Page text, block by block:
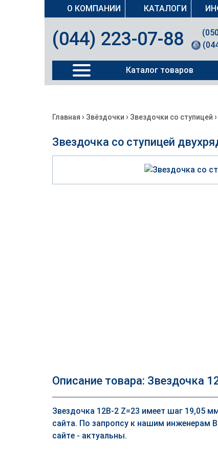
О КОМПАНИИ КАТАЛОГИ
(044) 223-07-88
Каталог товаров
Главная › Звёздочки › Звездочки со ступицей ›
Звездочка со ступицей
Описание товара: Звездочка
Звездочка 12B-2 Z=23 имеет шаг 19,05
сайта. По запропсу к нашим инженерам
сайте - актуальны.